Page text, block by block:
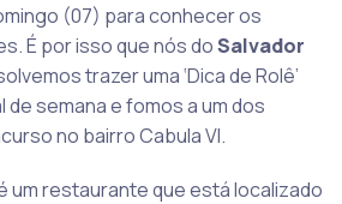
(07) para conhecer os
É por isso que nós doSalvador
trazer uma ‘Dica de Rolê’
semana e fomos a um dos
no bairro Cabula VI.
é um restaurante que está localizado